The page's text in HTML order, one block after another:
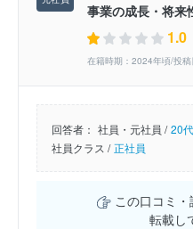
事業の成長・将来
1.0
在籍時期：2024年頃/投
回答者： 社員・元社員 / 20
社員クラス / 正社員
この口コミ・
転載し